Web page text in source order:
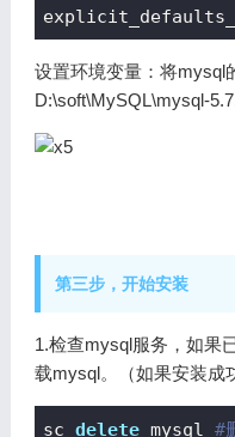
设置环境变量：将mysql
D:\soft\MySQL\mysql-
第三步，开始安装
1.检查mysql服务， 如果
载mysql。（如果安装成
sc delete mysql #